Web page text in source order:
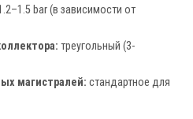
bar (в зависимости от
треугольный (3-
магистралей: стандартное для